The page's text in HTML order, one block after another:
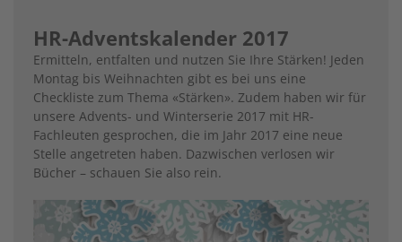
HR-Adventskalender 2017
Ermitteln, entfalten und nutzen Sie Ihre Stärken! Jeden
Montag bis Weihnachten gibt es bei uns eine
Checkliste zum Thema «Stärken». Zudem haben wir für
unsere Advents- und Winterserie 2017 mit HR-
Fachleuten gesprochen, die im Jahr 2017 eine neue
Stelle angetreten haben. Dazwischen verlosen wir
Bücher – schauen Sie also rein.
Image